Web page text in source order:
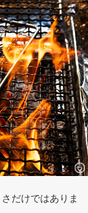
だけではありま